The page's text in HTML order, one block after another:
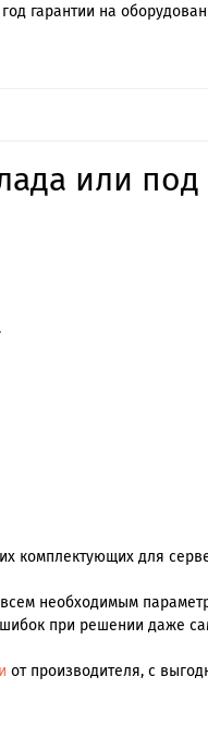
год гарантии на
или
комплектующих для
необходимым
при решении даже
от производителя, с